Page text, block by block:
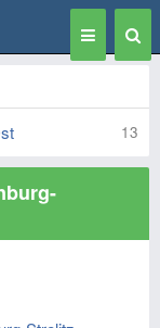
Toggle
navigation
13